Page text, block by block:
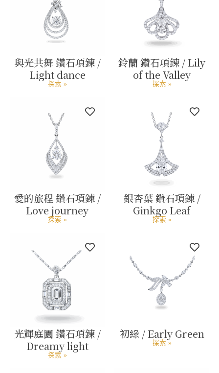
與光共舞 鑽石項鍊 /
Light dance
探索 »
鈴蘭 鑽石項鍊 / Lily
of the Valley
探索 »
愛的旅程 鑽石項鍊 /
Love journey
探索 »
銀杏葉 鑽石項鍊 /
Ginkgo Leaf
探索 »
光輝庭園 鑽石項鍊 /
Dreamy light
探索 »
初綠 / Early Green
探索 »